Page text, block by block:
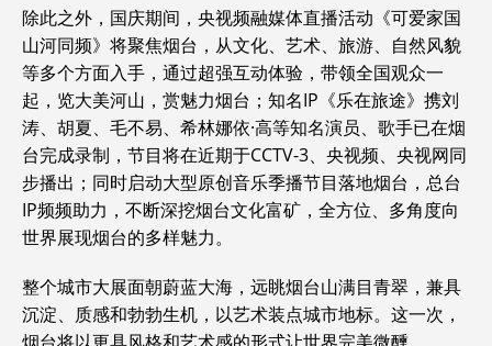
除此之外，国庆期间，央视频融媒体直播活动《可爱家国
山河同频》将聚焦烟台，从文化、艺术、旅游、自然风貌
等多个方面入手，通过超强互动体验，带领全国观众一
起，览大美河山，赏魅力烟台；知名IP《乐在旅途》携刘
涛、胡夏、毛不易、希林娜依·高等知名演员、歌手已在烟
台完成录制，节目将在近期于CCTV-3、央视频、央视网同
步播出；同时启动大型原创音乐季播节目落地烟台，总台
IP频频助力，不断深挖烟台文化富矿，全方位、多角度向
世界展现烟台的多样魅力。
整个城市大展面朝蔚蓝大海，远眺烟台山满目青翠，兼具
沉淀、质感和勃勃生机，以艺术装点城市地标。这一次，